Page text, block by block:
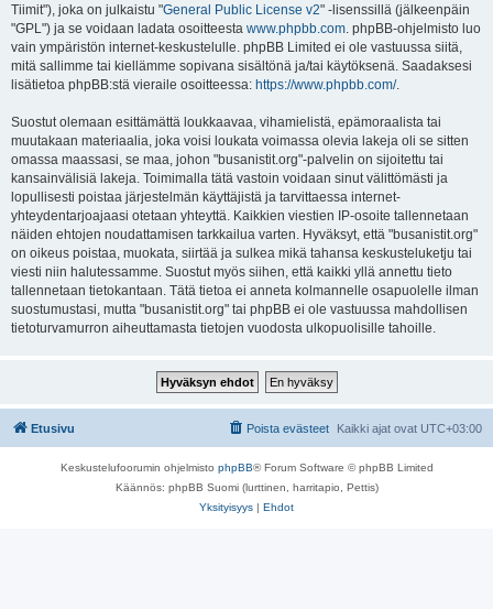
Tiimit"), joka on julkaistu "General Public License v2" -lisenssillä (jälkeenpäin
"GPL") ja se voidaan ladata osoitteesta www.phpbb.com. phpBB-ohjelmisto luo
vain ympäristön internet-keskustelulle. phpBB Limited ei ole vastuussa siitä,
mitä sallimme tai kiellämme sopivana sisältönä ja/tai käytöksenä. Saadaksesi
lisätietoa phpBB:stä vieraile osoitteessa: https://www.phpbb.com/.
Suostut olemaan esittämättä loukkaavaa, vihamielistä, epämoraalista tai
muutakaan materiaalia, joka voisi loukata voimassa olevia lakeja oli se sitten
omassa maassasi, se maa, johon "busanistit.org"-palvelin on sijoitettu tai
kansainvälisiä lakeja. Toimimalla tätä vastoin voidaan sinut välittömästi ja
lopullisesti poistaa järjestelmän käyttäjistä ja tarvittaessa internet-
yhteydentarjoajaasi otetaan yhteyttä. Kaikkien viestien IP-osoite tallennetaan
näiden ehtojen noudattamisen tarkkailua varten. Hyväksyt, että "busanistit.org"
on oikeus poistaa, muokata, siirtää ja sulkea mikä tahansa keskusteluketju tai
viesti niin halutessamme. Suostut myös siihen, että kaikki yllä annettu tieto
tallennetaan tietokantaan. Tätä tietoa ei anneta kolmannelle osapuolelle ilman
suostumustasi, mutta "busanistit.org" tai phpBB ei ole vastuussa mahdollisen
tietoturvamurron aiheuttamasta tietojen vuodosta ulkopuolisille tahoille.
Etusivu Kaikki ajat ovat UTC+03:00
Poista evästeet
Keskustelufoorumin ohjelmisto phpBB® Forum Software © phpBB Limited
Käännös: phpBB Suomi (lurttinen, harritapio, Pettis)
Yksityisyys | Ehdot